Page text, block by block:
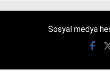
Sosyal medya